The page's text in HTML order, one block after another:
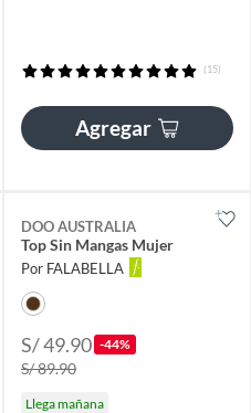
(15)
Agregar
DOO AUSTRALIA
Top Sin Mangas Mujer
Por FALABELLA
S/ 49.90 -44%
S/ 89.90
Llega mañana